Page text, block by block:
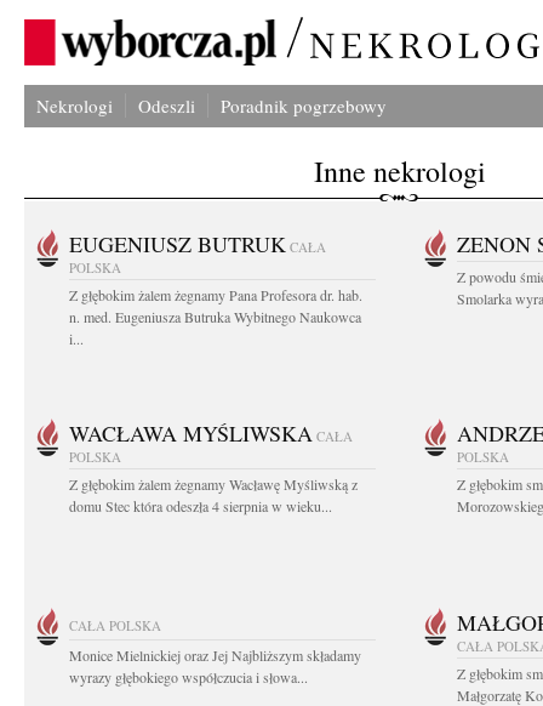
Nekrologi Odeszli Poradnik pogrzebowy
Inne nekrologi
EUGENIUSZ BUTRUK CAŁA
POLSKA
Z głębokim żalem żegnamy Pana Profesora dr. hab.
n. med. Eugeniusza Butruka Wybitnego Naukowca
i...
ZENON
Z powodu
Smolarka
WACŁAWA MYŚLIWSKA CAŁA
POLSKA
Z głębokim żalem żegnamy Wacławę Myśliwską z
domu Stec która odeszła 4 sierpnia w wieku...
POLSKA
Z głębokim
CAŁA POLSKA
Monice Mielnickiej oraz Jej Najbliższym składamy
wyrazy głębokiego współczucia i słowa...
CAŁA
Z głębokim
Małgorzatę